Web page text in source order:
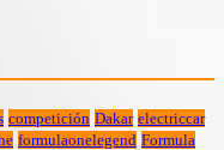
competición Dakar electriccar
formulaonelegend Formula